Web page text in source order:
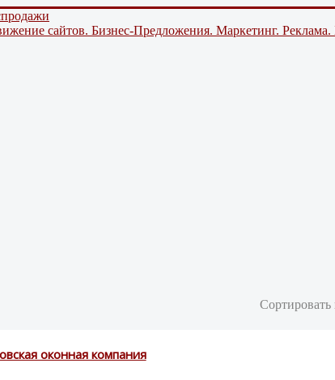
сайтов. Бизнес-Предложения. Маркетинг. Реклама.
Сортировать
оконная компания